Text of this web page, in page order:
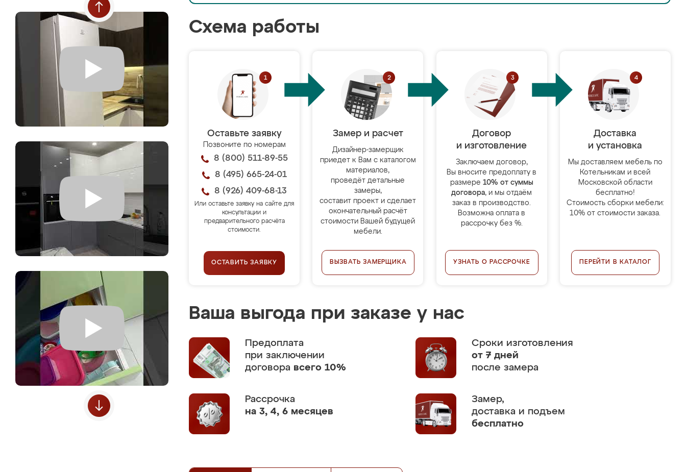
Схема работы
Оставьте заявку
Позвоните по номерам
8 (800) 511-89-55
8 (495) 665-24-01
8 (926) 409-68-13
Или оставьте заявку на сайте для
консультации и
предварительного расчёта
стоимости.
ОСТАВИТЬ ЗАЯВКУ
Замер и расчет
Дизайнер-замерщик
приедет к Вам с каталогом
материалов,
проведёт детальные
замеры,
составит проект и сделает
окончательный расчёт
стоимости Вашей будущей
мебели.
ВЫЗВАТЬ ЗАМЕРЩИКА
Договор
и изготовление
Заключаем договор,
Вы вносите предоплату в
размере 10% от суммы
договора, и мы отдаём
заказ в производство.
Возможна оплата в
рассрочку без %.
УЗНАТЬ О РАССРОЧКЕ
Доставка
и установка
Мы доставляем мебель по
Котельникам и всей
Московской области
бесплатно!
Стоимость сборки мебели:
10% от стоимости заказа.
ПЕРЕЙТИ В КАТАЛОГ
Ваша выгода при заказе у нас
Предоплата
при заключении
договора всего 10%
Сроки изготовления
от 7 дней
после замера
Рассрочка
на 3, 4, 6 месяцев
Замер,
доставка и подъем
бесплатно